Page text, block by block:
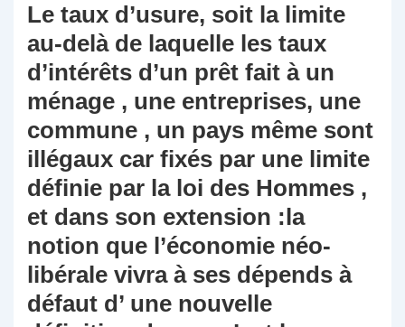
Le taux d’usure, soit la limite
au-delà de laquelle les taux
d’intérêts d’un prêt fait à un
ménage , une entreprises, une
commune , un pays même sont
illégaux car fixés par une limite
définie par la loi des Hommes ,
et dans son extension :la
notion que l’économie néo-
libérale vivra à ses dépends à
défaut d’ une nouvelle